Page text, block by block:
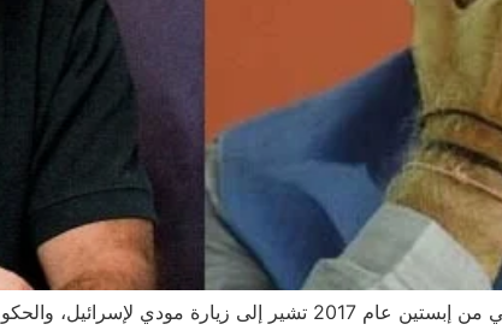
الهندية تنفي بشدة فيما المعارضة تطالب بتوضيحات عاجلة